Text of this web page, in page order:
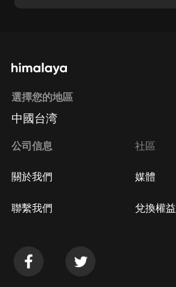
選擇您的地區
中國台湾
公司信息
關於我們
聯繫我們
社區
媒體
兌換權益